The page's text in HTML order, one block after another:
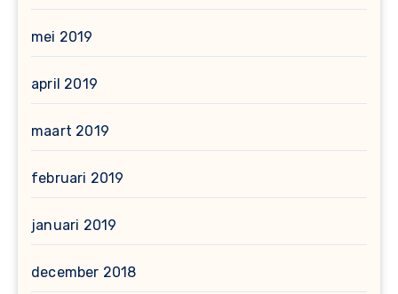
mei 2019
april 2019
maart 2019
februari 2019
januari 2019
december 2018